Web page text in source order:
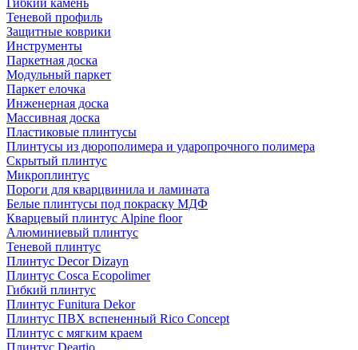
Гибкий камень
Теневой профиль
Защитные коврики
Инструменты
Паркетная доска
Модульный паркет
Паркет елочка
Инженерная доска
Массивная доска
Пластиковые плинтусы
Плинтусы из дюрополимера и ударопрочного полимера
Скрытый плинтус
Микроплинтус
Пороги для кварцвинила и ламината
Белые плинтусы под покраску МДФ
Кварцевый плинтус Alpine floor
Алюминиевый плинтус
Теневой плинтус
Плинтус Decor Dizayn
Плинтус Cosca Ecopolimer
Гибкий плинтус
Плинтус Funitura Dekor
Плинтус ПВХ вспененный Rico Concept
Плинтус с мягким краем
Плинтус Deartio